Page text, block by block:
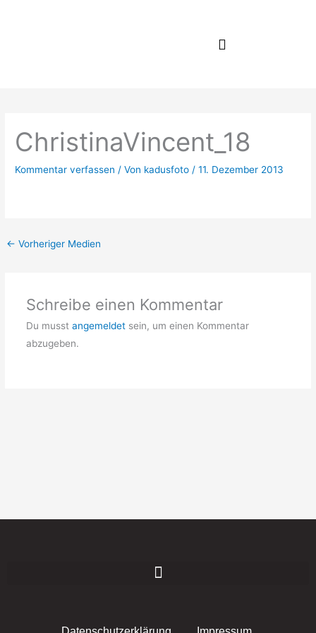
ChristinaVincent_18
Kommentar verfassen / Von kadusfoto /11. Dezember 2013
← Vorheriger Medien
Schreibe einen Kommentar
Du musst angemeldetsein, um einen Kommentar
abzugeben.